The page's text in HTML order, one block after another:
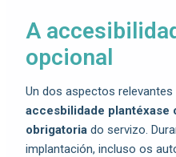
A
opcional
Un dos aspectos
accesbilidade plantéxase
obrigatoria do servizo.
implantación, incluso os